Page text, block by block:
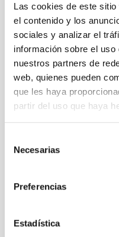
Las cookies de este
el contenido y los
sociales y analizar el
información sobre el
nuestros partners de
web, quienes pueden
que les haya
partir del uso que haya
Necesarias
Preferencias
Estadística
Todas las jornadas
Social’ y mucho más
solo clic.
Suscribirme
CEDDD
relevante del sector